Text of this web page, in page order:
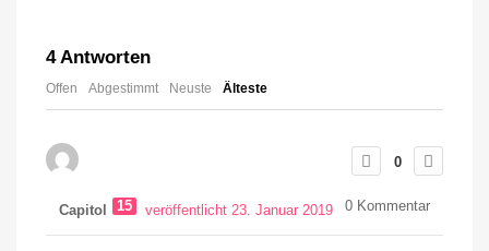
4Antworten
Offen Abgestimmt Neuste Älteste
0
Capitol 15 veröffentlicht 23. Januar 2019 0 Kommentar